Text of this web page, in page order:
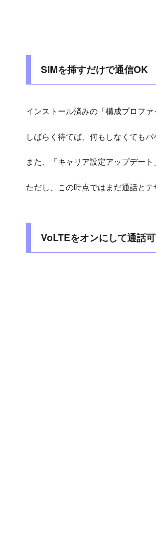
SIMを挿すだけで通信OK
インストール済みの「構成プロフ
しばらく待てば、何もしなくても
また、「キャリア設定アップデー
ただし、この時点ではまだ通話と
VoLTEをオンにして通話